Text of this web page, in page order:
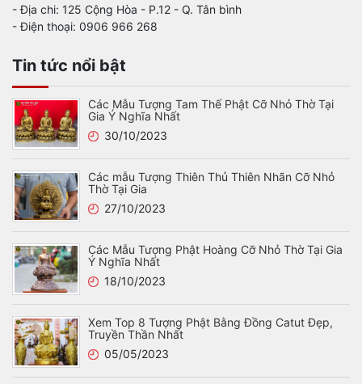
- Địa chi: 125 Cộng Hòa - P.12 - Q. Tân bình
- Điện thoại: 0906 966 268
Tin tức nổi bật
Các Mẫu Tượng Tam Thế Phật Cỡ Nhỏ Thờ Tại
Gia Ý Nghĩa Nhất
30/10/2023
Các mẫu Tượng Thiên Thủ Thiên Nhãn Cỡ Nhỏ
Thờ Tại Gia
27/10/2023
Các Mẫu Tượng Phật Hoàng Cỡ Nhỏ Thờ Tại Gia
Ý Nghĩa Nhất
18/10/2023
Xem Top 8 Tượng Phật Bằng Đồng Catut Đẹp,
Truyền Thần Nhất
05/05/2023